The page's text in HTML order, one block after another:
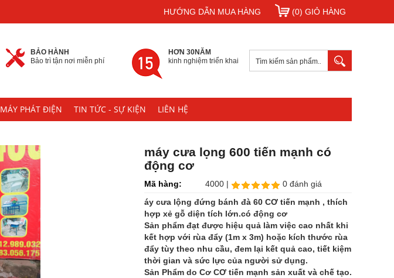
HƯỚNG DẪN MUA HÀNG (0) GIỎ HÀNG
BẢO HÀNH
Bảo trì tận nơi miễn phí
HƠN 30NĂM
kinh nghiệm triển khai
MÁY PHÁT ĐIỆN TIN TỨC - SỰ KIỆN LIÊN HỆ
máy cưa lọng 600 tiến mạnh có
động cơ
Mã hàng: 4000 |
0 đánh giá
áy cưa lộng đứng bánh đà 60 CƠ tiến mạnh , thích
hợp xẻ gỗ diện tích lớn.có động cơ
Sản phẩm đạt được hiệu quả làm việc cao nhất khi
kết hợp với rùa đẩy (1m x 3m) hoặc kích thước rùa
đẩy tùy theo nhu cầu, đem lại kết quả cao, tiết kiệm
thời gian và sức lực của người sử dụng.
Sản Phẩm do Cơ CƠ tiến mạnh sản xuất và chế tạo.